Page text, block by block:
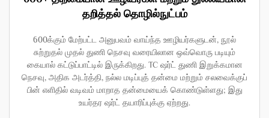
தறித்தல் தொழில்நுட்பம்
600க்கும் மேற்பட்ட அனுபவம் வாய்ந்த ஊழியர்களுடன், நூல்
சுற்றுதல் முதல் துணி நெசவு வரையிலான ஒவ்வொரு படியும்
கையால் கட்டுப்பாட்டில் இருக்கிறது. TC ஷர்ட் துணி இறுக்கமான
நெசவு, அதிக அடர்த்தி, நல்ல மடிப்புத் தன்மை மற்றும் சலவைக்குப்
பின் எளிதில் வடிவம் மாறாத தன்மையைக் கொண்டுள்ளது; இது
உயர்தர ஷர்ட் தயாரிப்புக்கு ஏற்றது.